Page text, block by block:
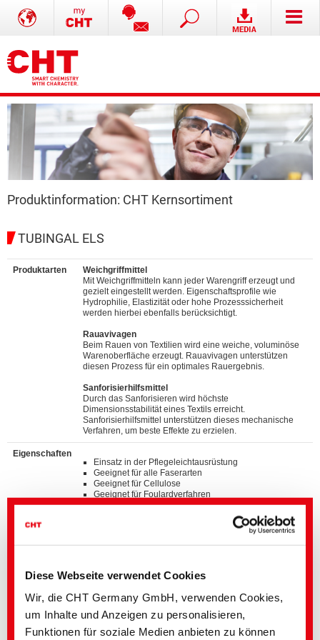
Diese Webseite verwendet Cookies
Wir, die CHT Germany GmbH, verwenden Cookies,
um Inhalte und Anzeigen zu personalisieren,
Funktionen für soziale Medien anbieten zu können
Produktinformation: CHT Kernsortiment
TUBINGAL ELS
Produktarten
Weichgriffmittel
Mit Weichgriffmitteln kann jeder Warengriff erzeugt und
gezielt eingestellt werden. Eigenschaftsprofile wie
Hydrophilie, Elastizität oder hohe Prozesssicherheit
werden hierbei ebenfalls berücksichtigt.
Rauavivagen
Beim Rauen von Textilien wird eine weiche, voluminöse
Warenoberfläche erzeugt. Rauavivagen unterstützen
diesen Prozess für ein optimales Rauergebnis.
Sanforisierhilfsmittel
Durch das Sanforisieren wird höchste
Dimensionsstabilität eines Textils erreicht.
Sanforisierhilfsmittel unterstützen dieses mechanische
Verfahren, um beste Effekte zu erzielen.
Eigenschaften
Einsatz in der Pflegeleichtausrüstung
Geeignet für alle Faserarten
Geeignet für Cellulose
Geeignet für Foulardverfahren
Geeignet für Weißware
bluesign®APPROVED chemical product
ECOCERT GREENLIFE
ZDHC MRSL v3.1 Conformance Level 3
Suitable for application on textile articles intended to
fulfil the requirements of the OEKO-TEX®STANDARD